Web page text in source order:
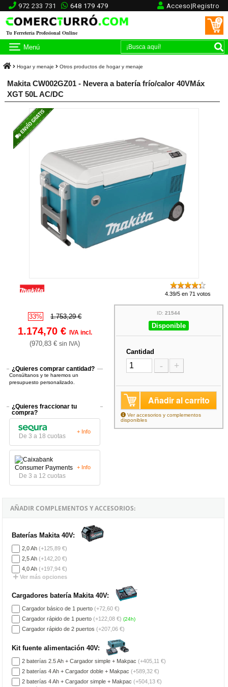
972 233 731 648 179 479 Acceso|Registro
Tu Ferretería Profesional Online
0
Menú
Hogar y menaje Otros productos de hogar y menaje
Makita CW002GZ01 - Nevera a batería frío/calor 40VMáx
XGT 50L AC/DC
4.39/5 en 71 votos
33% 1.753,29 €
1.174,70 € IVA incl.
(970,83 €sin IVA)
¿Quieres comprar cantidad?
Consúltanos y te haremos un
presupuesto personalizado.
¿Quieres fraccionar tu
compra?
De 3 a 18 cuotas
+ Info
De 3 a 12 cuotas
+ Info
ID:21544
Disponible
Cantidad
- +
Añadir al carrito
Ver accesorios y complementos
disponibles
AÑADIR COMPLEMENTOS Y ACCESORIOS:
Baterías Makita 40V:
2,0 Ah (+125,89 €)
2,5 Ah (+142,20 €)
4,0 Ah (+197,94 €)
Ver más opciones
Cargadores batería Makita 40V:
Cargador básico de 1 puerto (+72,60 €)
Cargador rápido de 1 puerto (+122,08 €) (24h)
Cargador rápido de 2 puertos (+207,06 €)
Kit fuente alimentación 40V:
2 baterías 2.5 Ah + Cargador simple + Makpac (+405,11 €)
2 baterías 4 Ah + Cargador doble + Makpac (+589,32 €)
2 baterías 4 Ah + Cargador simple + Makpac (+504,13 €)